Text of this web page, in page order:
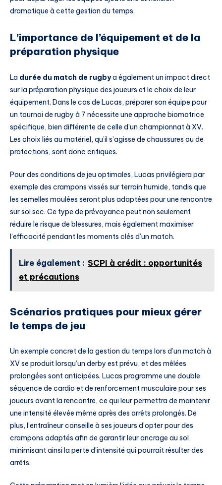
dramatique à cette gestion du temps.
L’importance de l’équipement et de la
préparation physique
La durée du match de rugbya également un impact direct
sur la préparation physique des joueurs et le choix de leur
équipement. Dans le cas de Lucas, préparer son équipe pour
un tournoi de rugby à 7 nécessite une approche biomotrice
spécifique, bien différente de celle d’un championnat à XV.
Les choix liés au matériel, qu’il s’agisse de chaussures ou de
protections, sont donc critiques.
Pour des conditions de jeu optimales, Lucas privilégiera par
exemple des crampons vissés sur terrain humide, tandis que
les semelles moulées seront plus adaptées pour une rencontre
sur sol sec. Ce type de prévoyance peut non seulement
réduire le risque de blessures, mais également maximiser
l’efficacité pendant les moments clés d’un match.
Lire également : SCPI à crédit : opportunités
et précautions
Scénarios pratiques pour mieux gérer
le temps de jeu
Un exemple concret de la gestion du temps lors d’un match à
XV se produit lorsqu’un derby est prévu, et des mêlées
prolongées sont anticipées. Lucas programme une double
séquence de cardio et de renforcement musculaire pour ses
joueurs avant la rencontre, ce qui leur permettra de maintenir
une intensité élevée même après des arrêts prolongés. De
plus, l’entraîneur conseille à ses joueurs d’opter pour des
crampons adaptés afin de garantir leur ancrage au sol,
minimisant ainsi la perte d’intensité qui pourrait résulter des
arrêts.